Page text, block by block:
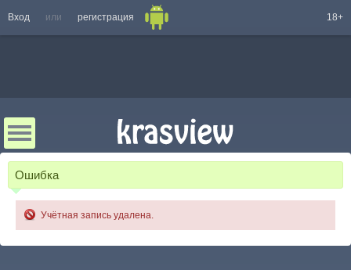
Вход или регистрация 18+
Ошибка
Учётная запись удалена.